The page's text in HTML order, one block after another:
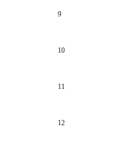
9
10
11
12